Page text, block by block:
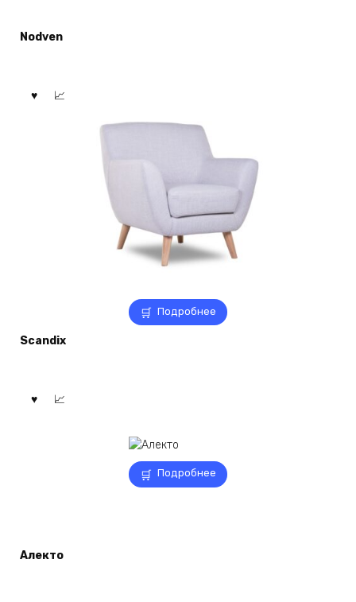
Nodven
Подробнее
Scandix
Подробнее
Алекто